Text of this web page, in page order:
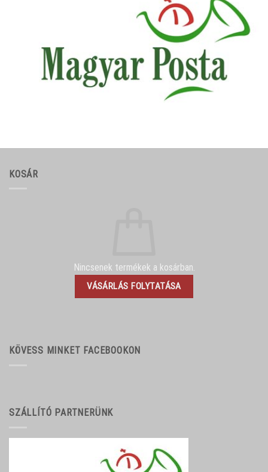
KOSÁR
Nincsenek termékek a kosárban.
VÁSÁRLÁS FOLYTATÁSA
KÖVESS MINKET FACEBOOKON
SZÁLLÍTÓ PARTNERÜNK